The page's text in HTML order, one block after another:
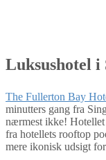
Luksushotel i
The Fullerton Bay
minutters gang fra
nærmest ikke!
fra hotellets rooftop
mere ikonisk udsigt